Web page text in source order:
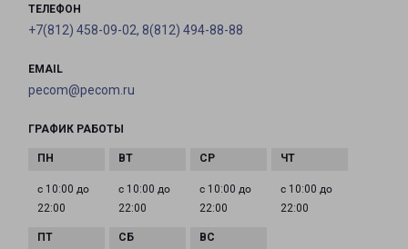
ТЕЛЕФОН
+7(812) 458-09-02, 8(812) 494-88-88
EMAIL
pecom@pecom.ru
ГРАФИК РАБОТЫ
с 10:00 до
22:00
с 10:00 до
22:00
с 10:00 до
22:00
с 10:00 до
22:00